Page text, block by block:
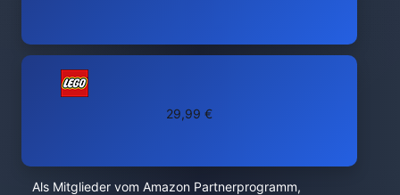
29,99 €
Als Mitglieder vom Amazon Partnerprogramm,